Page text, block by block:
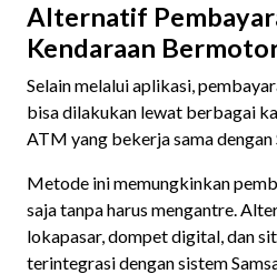
Alternatif
Kendaraan
Selain melalui aplikasi,
bisa dilakukan lewat berbagai
ATM yang bekerja sama dengan
Metode ini memungkinkan
saja tanpa harus mengantre.
lokapasar, dompet digital, dan
terintegrasi dengan sistem